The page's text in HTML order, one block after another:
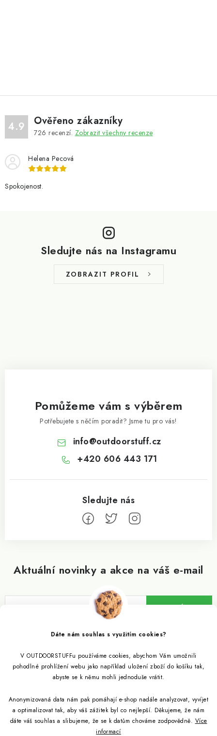
Dáte nám souhlas s využitím cookies?
V OUTDOORSTUFFu používáme cookies, abychom Vám umožnili
pohodlné prohlížení webu jako například uložení zboží do košíku tak,
abyste se k němu mohli jednoduše vrátit.
Anonymizovaná data nám pak pomáhají e-shop nadále analyzovat, vyvíjet
a optimalizovat tak, aby váš zážitek byl co nejlepší. Děkujeme, že nám
dáte váš souhlas a slibujeme, že se k datům chováme zodpovědně. Více
informací
4.9 Ověřeno zákazníky
726 recenzí. Zobrazit všechny recenze
Helena Pecová
Spokojenost.
Sledujte nás na Instagramu
ZOBRAZIT PROFIL
Aktuální novinky a akce na váš e-mail
Vložením e-mailu souhlasíte spodmínkami ochrany osobních údajů
Pomůžeme vám s výběrem
Potřebujete s něčím poradit? Jsme tu pro vás!
info@outdoorstuff.cz
+420 606 443 171
Informace pro vás
Věrnostní program
Reklamace
Citronela a její účinky
Outdoor poradna